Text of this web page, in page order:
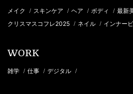
メイク / スキンケア / ヘア / ボディ / 最新
クリスマスコフレ2025 / ネイル / インナー
WORK
雑学 / 仕事 / デジタル /